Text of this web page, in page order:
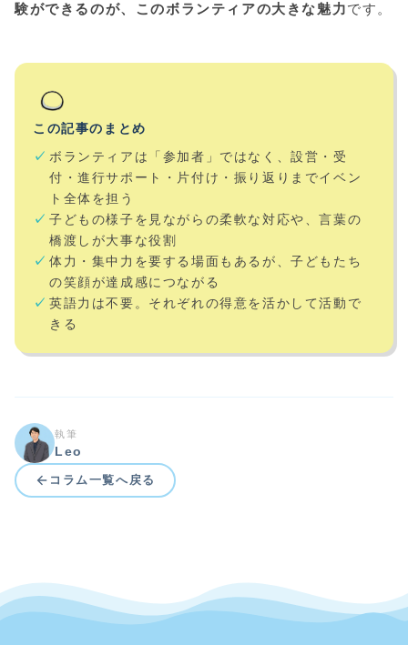
験ができるのが、このボランティアの大きな魅力です。
この記事のまとめ
ボランティアは「参加者」ではなく、設営・受
付・進行サポート・片付け・振り返りまでイベン
ト全体を担う
子どもの様子を見ながらの柔軟な対応や、言葉の
橋渡しが大事な役割
体力・集中力を要する場面もあるが、子どもたち
の笑顔が達成感につながる
英語力は不要。それぞれの得意を活かして活動で
きる
執筆
Leo
コラム一覧へ戻る